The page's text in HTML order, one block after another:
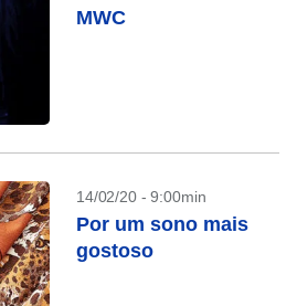
MWC
14/02/20 - 9:00min
Por um sono mais
gostoso